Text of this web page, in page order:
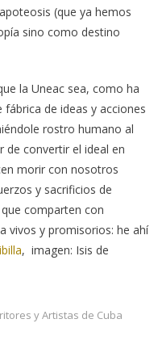
(que ya hemos
sino como destino
la Uneac sea, como ha
de ideas y acciones
rostro humano al
de convertir el ideal en
morir con nosotros
y sacrificios de
comparten con
vivos y promisorios: he ahí
, imagen: Isis de
y Artistas de Cuba